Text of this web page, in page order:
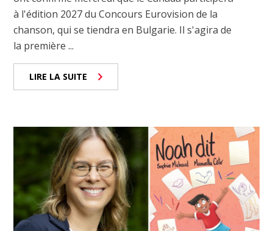
à l'édition 2027 du Concours Eurovision de la
chanson, qui se tiendra en Bulgarie. Il s'agira de
la première ...
LIRE LA SUITE